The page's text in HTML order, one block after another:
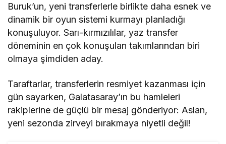
Buruk’un, yeni transferlerle birlikte daha esnek ve
dinamik bir oyun sistemi kurmayı planladığı
konuşuluyor. Sarı-kırmızılılar, yaz transfer
döneminin en çok konuşulan takımlarından biri
olmaya şimdiden aday.
Taraftarlar, transferlerin resmiyet kazanması için
gün sayarken, Galatasaray’ın bu hamleleri
rakiplerine de güçlü bir mesaj gönderiyor: Aslan,
yeni sezonda zirveyi bırakmaya niyetli değil!